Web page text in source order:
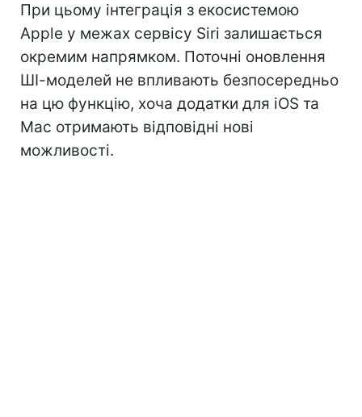
При цьому інтеграція з екосистемою
Apple у межах сервісу Siri залишається
окремим напрямком. Поточні оновлення
ШІ-моделей не впливають безпосередньо
на цю функцію, хоча додатки для iOS та
Mac отримають відповідні нові
можливості.